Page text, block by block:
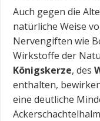
Auch gegen die
natürliche Weise
Nervengiften wie
Wirkstoffe der
Königskerze, des
enthalten,
eine deutliche